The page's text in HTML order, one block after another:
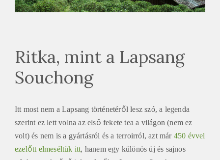
Ritka, mint a Lapsang
Souchong
Itt most nem a Lapsang történetéről lesz szó, a legenda
szerint ez lett volna az első fekete tea a világon (nem ez
volt) és nem is a gyártásról és a terroirról, azt már 450 évvel
ezelőtt elmeséltük itt, hanem egy különös új és sajnos